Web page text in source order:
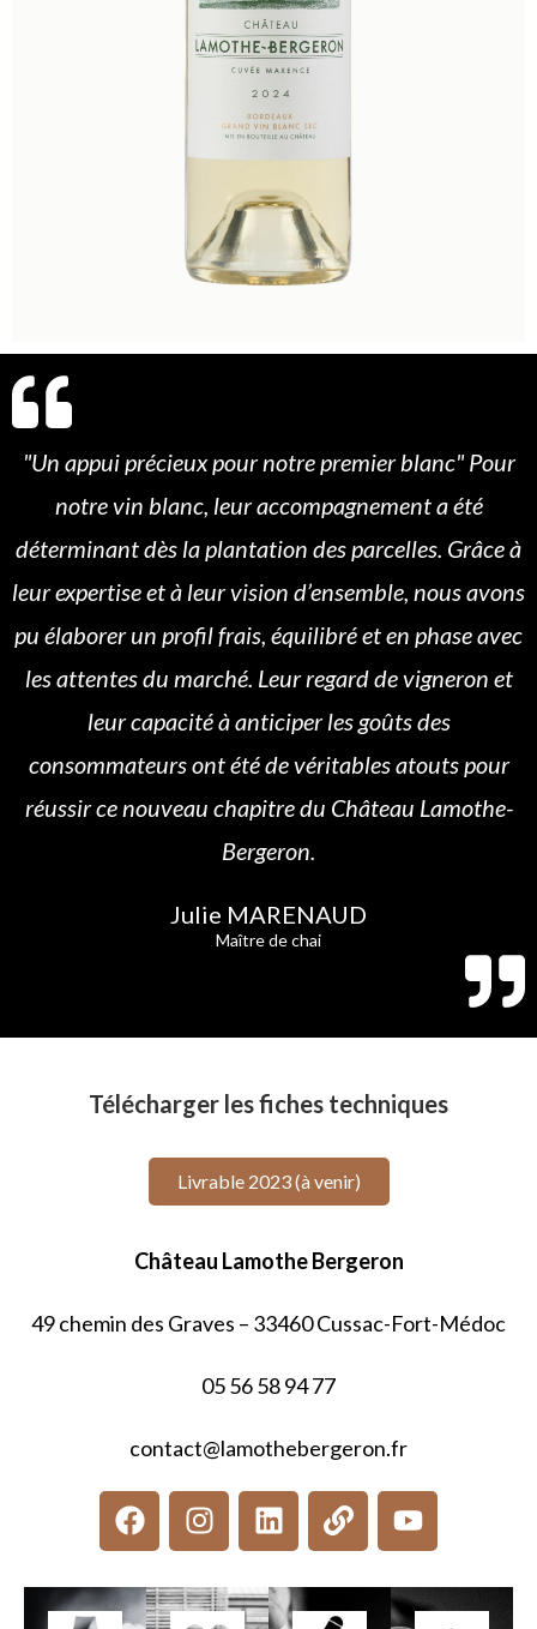
"Un appui précieux pour notre premier blanc" Pour
notre vin blanc, leur accompagnement a été
déterminant dès la plantation des parcelles. Grâce à
leur expertise et à leur vision d’ensemble, nous avons
pu élaborer un profil frais, équilibré et en phase avec
les attentes du marché. Leur regard de vigneron et
leur capacité à anticiper les goûts des
consommateurs ont été de véritables atouts pour
réussir ce nouveau chapitre du Château Lamothe-
Bergeron.
Julie MARENAUD
Maître de chai
Télécharger les fiches techniques
Livrable 2023 (à venir)
Château Lamothe Bergeron
49 chemin des Graves – 33460 Cussac-Fort-Médoc
05 56 58 94 77
contact@lamothebergeron.fr